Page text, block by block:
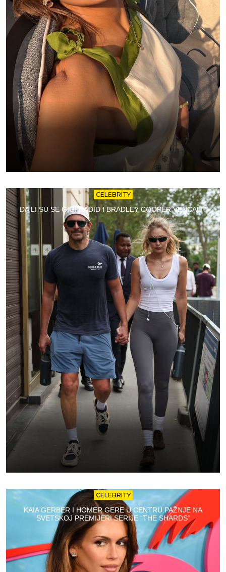
CELEBRITY
DA LI SU SE GIGI HADID I BRADLEY COOPER VENČALI?
CELEBRITY
KAIA GERBER I HOMER GERE U CENTRU PAŽNJE NA
SVETSKOJ PREMIJERI SERIJE “THE SHARDS”